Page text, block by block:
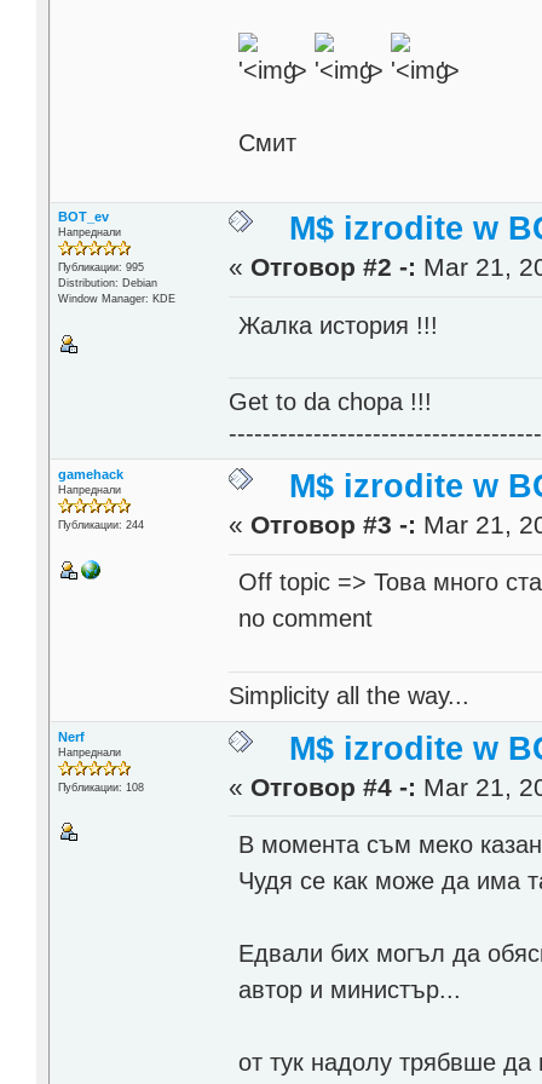
'> '> '>
Смит
BOT_ev
Напреднали
Публикации: 995
Distribution: Debian
Window Manager: KDE
M$ izrodite w
« Отговор #2 -: Mar 21,
Жалка история !!!
Get to da chopa !!!
gamehack
Напреднали
Публикации: 244
M$ izrodite w
« Отговор #3 -: Mar 21,
Off topic => Това много
no comment
Simplicity all the way...
Nerf
Напреднали
Публикации: 108
M$ izrodite w
« Отговор #4 -: Mar 21,
В момента съм меко
Чудя се как може да има
Едвали бих могъл да
автор и министър...
от тук надолу трябвше да